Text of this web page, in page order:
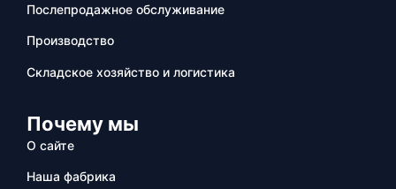
Послепродажное обслуживание
Производство
Складское хозяйство и логистика
Почему мы
О сайте
Наша фабрика